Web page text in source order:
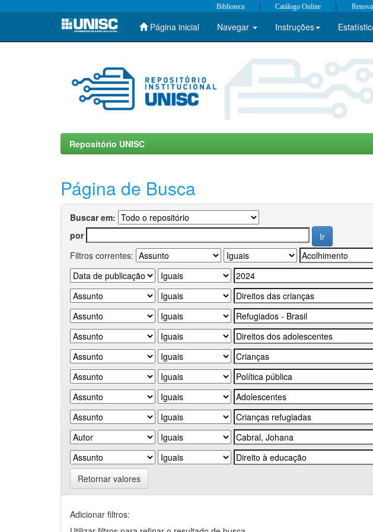
Skip
Biblioteca | Catálogo Online |
Página inicial Navegar Instruções
Repositório UNISC
Página de Busca
Buscar em:
por
Filtros correntes:
Retornar valores
Adicionar filtros: